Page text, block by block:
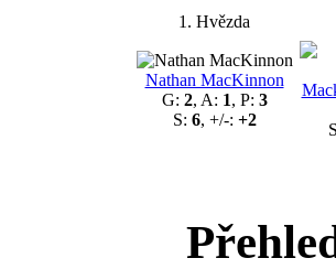
1. Hvězda
Nathan MacKinnon
G: 2, A: 1, P: 3
S: 6, +/-: +2